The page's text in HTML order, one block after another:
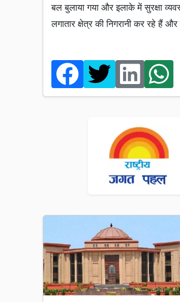
बल बुलाया गया और इलाके में सुरक्षा
लगातार क्षेत्र की निगरानी कर रहे हैं